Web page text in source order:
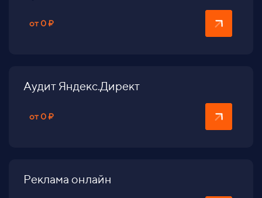
от 0 ₽
Аудит Яндекс.Директ
от 0 ₽
Реклама онлайн